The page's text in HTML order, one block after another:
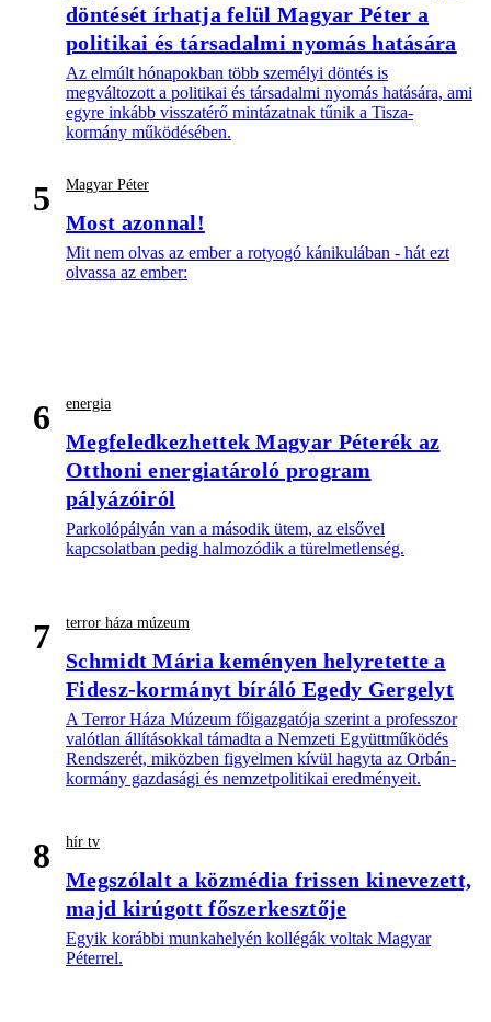
döntését írhatja felül Magyar Péter a
politikai és társadalmi nyomás hatására
Az elmúlt hónapokban több személyi döntés is
megváltozott a politikai és társadalmi nyomás hatására, ami
egyre inkább visszatérő mintázatnak tűnik a Tisza-
kormány működésében.
5 Magyar Péter
Most azonnal!
Mit nem olvas az ember a rotyogó kánikulában - hát ezt
olvassa az ember:
6 energia
Megfeledkezhettek Magyar Péterék az
Otthoni energiatároló program
pályázóiról
Parkolópályán van a második ütem, az elsővel
kapcsolatban pedig halmozódik a türelmetlenség.
7 terror háza múzeum
Schmidt Mária keményen helyretette a
Fidesz-kormányt bíráló Egedy Gergelyt
A Terror Háza Múzeum főigazgatója szerint a professzor
valótlan állításokkal támadta a Nemzeti Együttműködés
Rendszerét, miközben figyelmen kívül hagyta az Orbán-
kormány gazdasági és nemzetpolitikai eredményeit.
8 hír tv
Megszólalt a közmédia frissen kinevezett,
majd kirúgott főszerkesztője
Egyik korábbi munkahelyén kollégák voltak Magyar
Péterrel.